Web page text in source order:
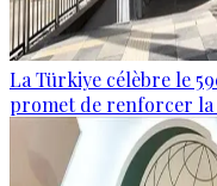
La Türkiye célèbre le
promet de renforcer